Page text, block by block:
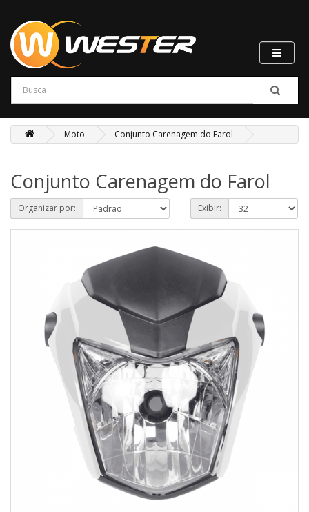
Moto Conjunto Carenagem do Farol
Conjunto Carenagem do Farol
Organizar por: Exibir: